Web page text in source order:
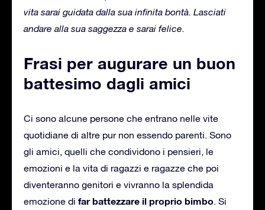
vita sarai guidata dalla sua infinita bontà. Lasciati
andare alla sua saggezza e sarai felice.
Frasi per augurare un buon
battesimo dagli amici
Ci sono alcune persone che entrano nelle vite
quotidiane di altre pur non essendo parenti. Sono
gli amici, quelli che condividono i pensieri, le
emozioni e la vita di ragazzi e ragazze che poi
diventeranno genitori e vivranno la splendida
emozione di far battezzare il proprio bimbo. Si